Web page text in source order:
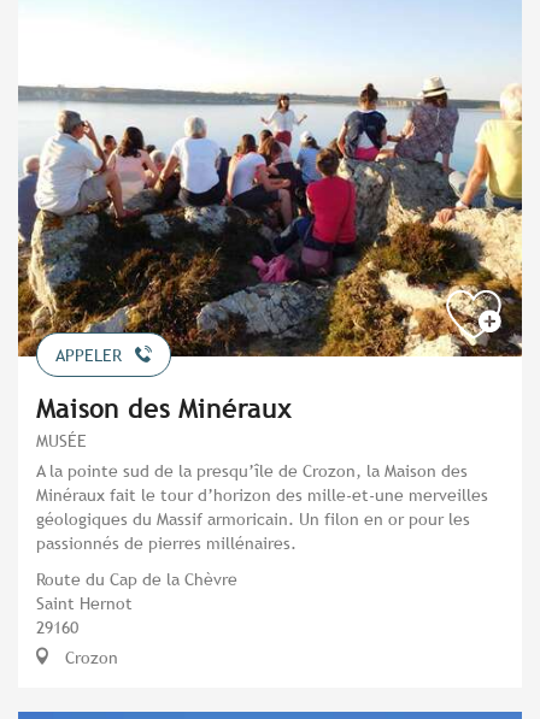
APPELER
Maison des Minéraux
MUSÉE
A la pointe sud de la presqu’île de Crozon, la Maison des
Minéraux fait le tour d’horizon des mille-et-une merveilles
géologiques du Massif armoricain. Un filon en or pour les
passionnés de pierres millénaires.
Route du Cap de la Chèvre
Saint Hernot
29160
Crozon